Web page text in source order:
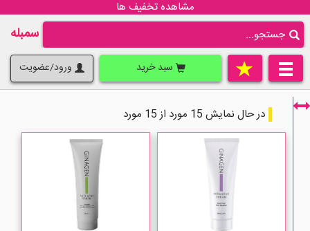
مشاهده تخفیف ها
سمبله
سبد خرید ورود/عضویت
فقط نمایش کالاهای موجود
در حال نمایش 15 مورد از 15 مورد